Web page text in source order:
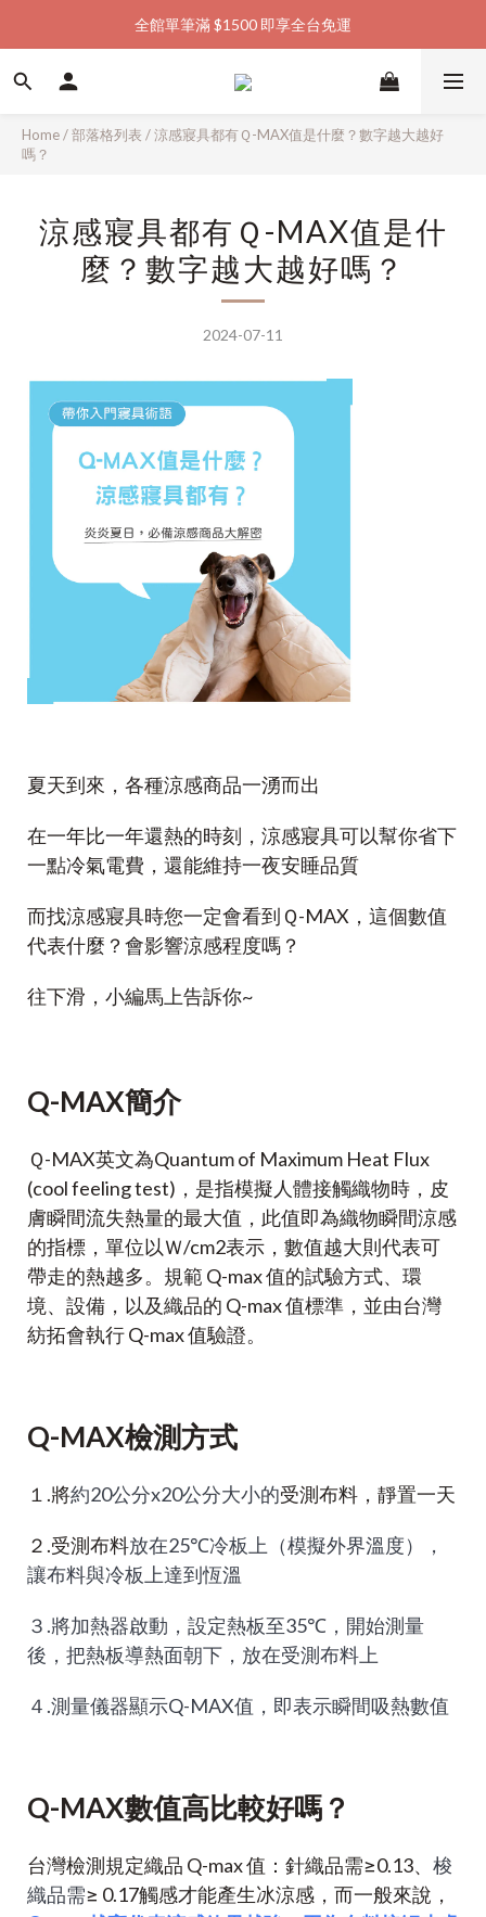
加入會員購物金  馬上領  馬上折
全館單筆滿 $1500 即享全台免運
加入會員購物金  馬上領  馬上折
Home/部落格列表 /涼感寢具都有Ｑ-MAX值是什麼？數字越大越好
嗎？
涼感寢具都有Ｑ-MAX值是什
麼？數字越大越好嗎？
2024-07-11
夏天到來，各種涼感商品一湧而出
在一年比一年還熱的時刻，涼感寢具可以幫你省下
一點冷氣電費，還能維持一夜安睡品質
而找涼感寢具時您一定會看到Ｑ-MAX，這個數值
代表什麼？會影響涼感程度嗎？
往下滑，小編馬上告訴你~
Q-MAX簡介
Ｑ-MAX英文為Quantum of Maximum Heat Flux
(cool feeling test)， 是指模擬人體接觸織物時，皮
膚瞬間流失熱量的最大值，此值即為織物瞬間涼感
的指標，單位以Ｗ/cm2表示，數值越大則代表可
帶走的熱越多。規範 Q-max 值的試驗方式、環
境、設備，以及織品的 Q-max 值標準，並由台灣
紡拓會執行 Q-max 值驗證。
Q-MAX檢測方式
１.將約20公分x20公分大小的受測布料，靜置一天
２.受測布料放在25℃冷板上（模擬外界溫度），
讓布料與冷板上達到恆溫
３.將加熱器啟動，設定熱板至35℃，開始測量
後，把熱板導熱面朝下，放在受測布料上
４.測量儀器顯示Q-MAX值，即表示瞬間吸熱數值
Q-MAX數值高比較好嗎？
台灣檢測規定織品 Q-max 值：針織品需≥0.13、 梭
織品需≥ 0.17觸感才能產生冰涼感，而一般來說，